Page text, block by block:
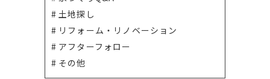
土地探し
リフォーム・リノベーション
アフターフォロー
その他